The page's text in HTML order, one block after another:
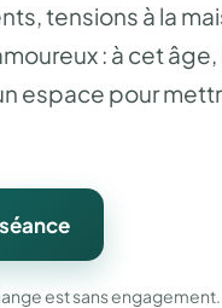
tensions à la
: à cet
espace pour
est sans engagement.